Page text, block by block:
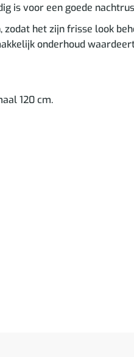
is voor een goede
het zijn frisse look
onderhoud
120 cm.